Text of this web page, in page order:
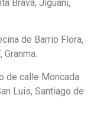
Brava, Jiguaní,
de Barrio Flora,
de calle Moncada
Luis, Santiago de